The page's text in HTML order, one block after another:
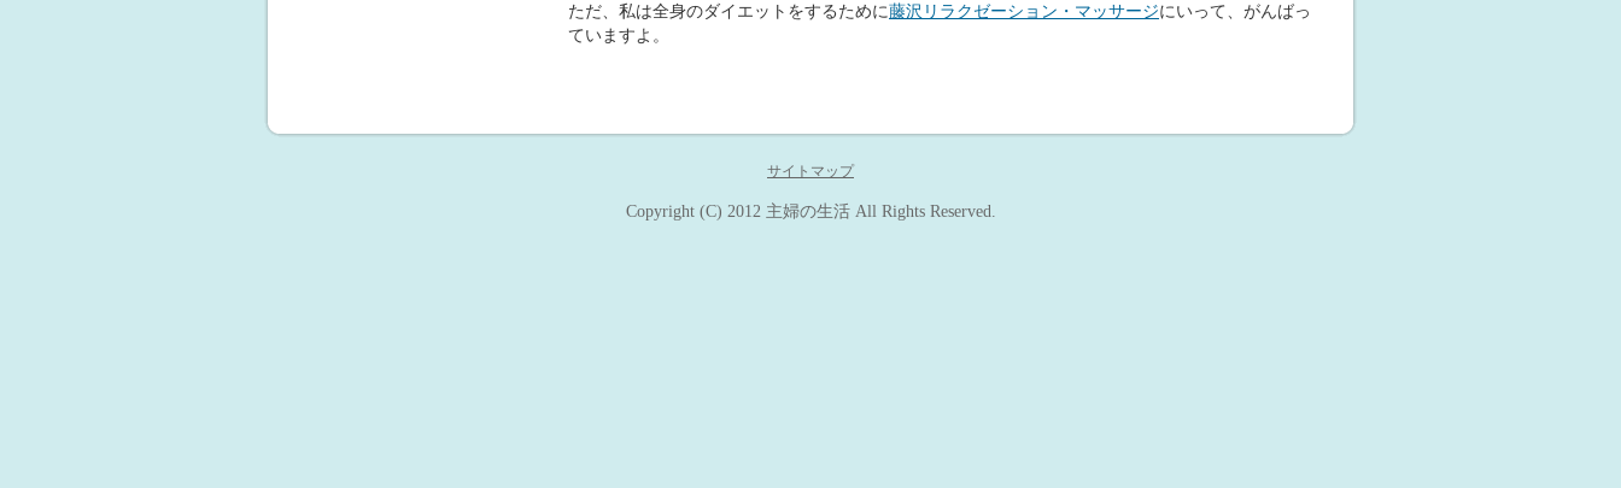
ただ、私は全身のダイエットをするために藤沢リラクゼーション・マッサージにいって、がんばっ
ていますよ。
サイトマップ
Copyright (C) 2012 主婦の生活All Rights Reserved.